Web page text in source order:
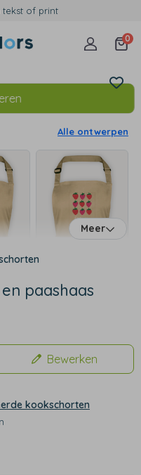
tekst of print
0
Alle ontwerpen
Meer
paashaas
Bewerken
kookschorten